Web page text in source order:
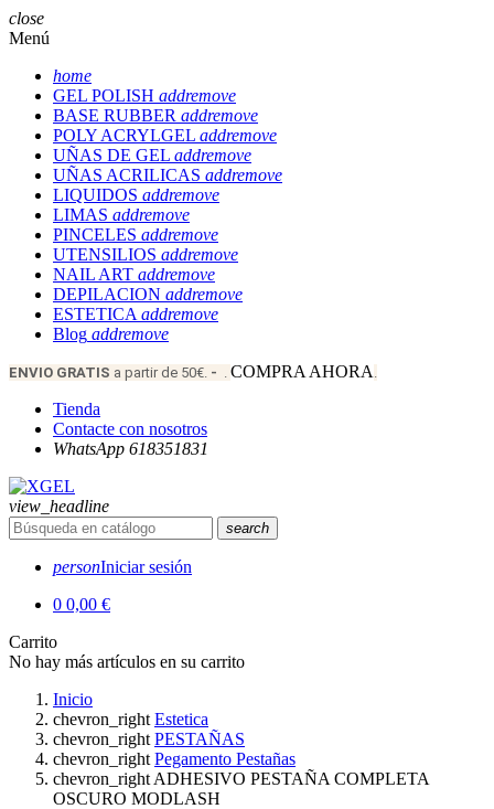
close
Menú
home
GEL POLISH addremove
BASE RUBBER addremove
POLY ACRYLGEL addremove
UÑAS DE GEL addremove
UÑAS ACRILICAS addremove
LIQUIDOS addremove
LIMAS addremove
PINCELES addremove
UTENSILIOS addremove
NAIL ART addremove
DEPILACION addremove
ESTETICA addremove
Blog addremove
ENVIO GRATIS a partir de 50€. - . COMPRA AHORA .
Tienda
Contacte con nosotros
WhatsApp 618351831
view_headline
search
personIniciar sesión
0 0,00 €
Carrito
No hay más artículos en su carrito
Inicio
chevron_right Estetica
chevron_right PESTAÑAS
chevron_right Pegamento Pestañas
chevron_right ADHESIVO PESTAÑA COMPLETA
OSCURO MODLASH